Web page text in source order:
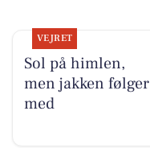
VEJRET
Sol på himlen,
men jakken følger
med